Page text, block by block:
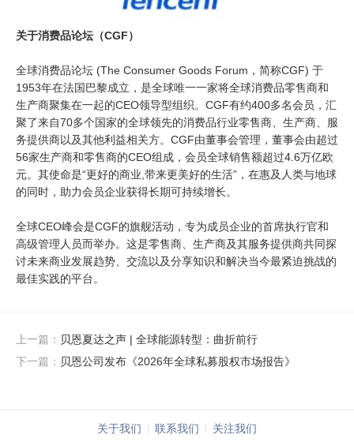
关于消费品论坛（CGF）
全球消费品论坛 (The Consumer Goods Forum，简称CGF) 于
1953年在法国巴黎成立，是全球唯一一家将全球消费品零售商和
生产商聚集在一起的CEO领导型组织。CGF有约400多名会员，汇
聚了来自70多个国家的全球领先的消费品行业零售商、生产商、服
务提供商以及其他利益相关方。CGF由董事会管理，董事会由超过
56家生产商和零售商的CEO组成，会员全球销售额超过4.6万亿欧
元。其使命是“更好的商业,带来更美好的生活”，在惠及人类与地球
的同时，助力会员企业获得长期可持续增长。
全球CEO峰会是CGF的旗舰活动，专为成员企业的首席执行官和
高级管理人员而举办。这是零售商、生产商及其服务提供商共同探
讨未来商业发展趋势、交流以及分享知识和解决当今最紧迫挑战的
最佳实践的平台。
上一篇： 贝恩夏达之声 | 全球能源转型：曲折前行
下一篇： 贝恩公司发布《2026年全球私募股权市场报告》
关于我们 联系我们 关注我们